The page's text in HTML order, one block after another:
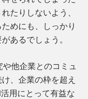
たりしないよう、
めにも、しっかり
あるでしょう。
他企業とのコミュ
、企業の枠を超え
用にとって有益な